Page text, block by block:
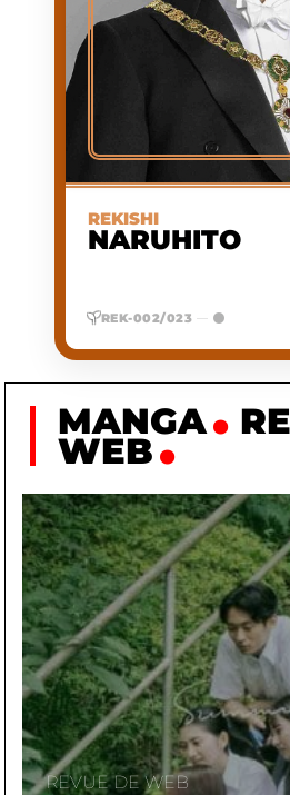
REKISHI
NARUHITO
REK-002/023 —
EMPEREUR DU JAPON
(126E EMPEREUR, ÈRE
REIWA)
1,63 M
A
Souverain du Japon
chrysanthème en
de la «
MANGA
WEB
REVUE DE WEB